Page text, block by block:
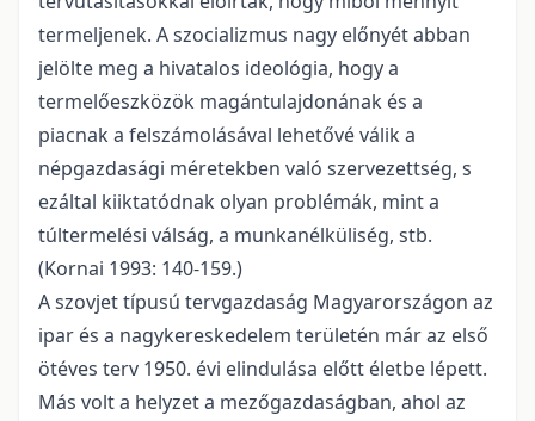
termeljenek. A szocializmus nagy előnyét abban
jelölte meg a hivatalos ideológia, hogy a
termelőeszközök magántulajdonának és a
piacnak a felszámolásával lehetővé válik a
népgazdasági méretekben való szervezettség, s
ezáltal kiiktatódnak olyan problémák, mint a
túltermelési válság, a munkanélküliség, stb.
(Kornai 1993: 140-159.)
A szovjet típusú tervgazdaság Magyarországon az
ipar és a nagykereskedelem területén már az első
ötéves terv 1950. évi elindulása előtt életbe lépett.
Más volt a helyzet a mezőgazdaságban, ahol az